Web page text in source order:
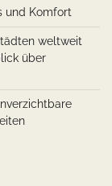
und Komfort
weltweit
über